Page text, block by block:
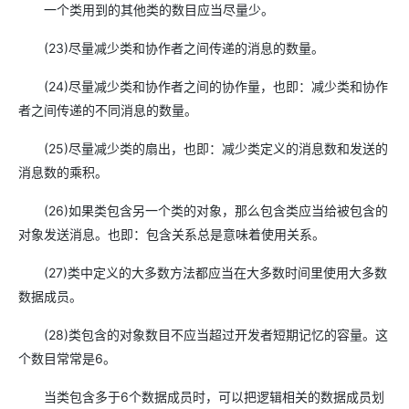
一个类用到的其他类的数目应当尽量少。
(23)尽量减少类和协作者之间传递的消息的数量。
(24)尽量减少类和协作者之间的协作量，也即：减少类和协作
者之间传递的不同消息的数量。
(25)尽量减少类的扇出，也即：减少类定义的消息数和发送的
消息数的乘积。
(26)如果类包含另一个类的对象，那么包含类应当给被包含的
对象发送消息。也即：包含关系总是意味着使用关系。
(27)类中定义的大多数方法都应当在大多数时间里使用大多数
数据成员。
(28)类包含的对象数目不应当超过开发者短期记忆的容量。这
个数目常常是6。
当类包含多于6个数据成员时，可以把逻辑相关的数据成员划